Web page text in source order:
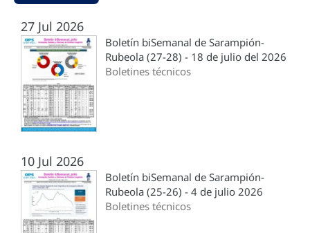
27 Jul 2026
Boletín biSemanal de Sarampión-
Rubeola (27-28) - 18 de julio del 2026
Boletines técnicos
10 Jul 2026
Boletín biSemanal de Sarampión-
Rubeola (25-26) - 4 de julio 2026
Boletines técnicos